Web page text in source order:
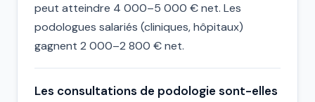
peut atteindre 4 000–5 000 € net. Les
podologues salariés (cliniques, hôpitaux)
gagnent 2 000–2 800 € net.
Les consultations de podologie sont-elles